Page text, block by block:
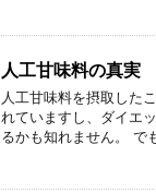
人工甘味料の真実
人工甘味料を摂取した
れていますし、ダイエ
るかも知れません。